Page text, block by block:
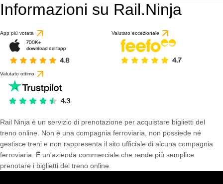
Informazioni su Rail.Ninja
App più votata Valutato eccezionale
Valutato ottimo
Rail Ninja è un servizio di prenotazione per acquistare biglietti del
treno online. Non è una compagnia ferroviaria, non possiede né
gestisce treni e non rappresenta il sito ufficiale di alcuna compagnia
ferroviaria. È un'azienda commerciale che rende più semplice
prenotare i biglietti del treno online.